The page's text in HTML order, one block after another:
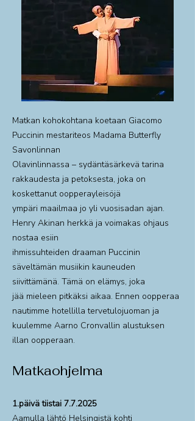
Matkan kohokohtana koetaan Giacomo
Puccinin mestariteos Madama Butterfly
Savonlinnan
Olavinlinnassa – sydäntäsärkevä tarina
rakkaudesta ja petoksesta, joka on
koskettanut oopperayleisöjä
ympäri maailmaa jo yli vuosisadan ajan.
Henry Akinan herkkä ja voimakas ohjaus
nostaa esiin
ihmissuhteiden draaman Puccinin
säveltämän musiikin kauneuden
siivittämänä. Tämä on elämys, joka
jää mieleen pitkäksi aikaa. Ennen oopperaa
nautimme hotellilla tervetulojuoman ja
kuulemme Aarno Cronvallin alustuksen
illan oopperaan.
Matkaohjelma
1.päivä tiistai 7.7.2025
Aamulla lähtö Helsingistä kohti